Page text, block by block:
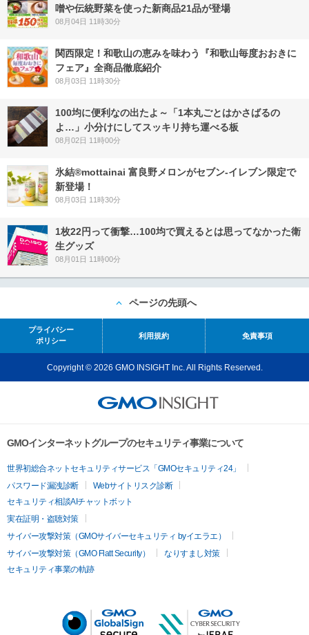
噌や伝統野菜を使った新商品21品が登場
08月04日 11時30分
関西限定！和歌山の恵みを味わう『和歌山毎度おおきに
フェア』全商品徹底紹介
08月03日 11時30分
100均に便利なの出たよ～「1本丸ごとはかさばるの
よ…」小分けにしてスッキリ持ち運べる板
08月02日 11時00分
氷結®mottainai 富良野メロンがセブン‐イレブン限定で
新登場！
08月03日 11時30分
1枚22円って衝撃…100均で買えるとは思ってなかった衛
生グッズ
08月01日 11時00分
ページの先頭へ
プライバシー
ポリシー
利用規約 免責事項
Copyright © 2026 GMO INSIGHT Inc. All Rights Reserved.
GMOインターネットグループのセキュリティ事業について
世界初総合ネットセキュリティサービス「GMOセキュリティ24」
パスワード漏洩診断
Webサイトリスク診断
セキュリティ相談AIチャットボット
実在証明・盗聴対策
サイバー攻撃対策（GMOサイバーセキュリティ byイエラエ）
サイバー攻撃対策（GMO Flatt Security）
なりすまし対策
セキュリティ事業の軌跡